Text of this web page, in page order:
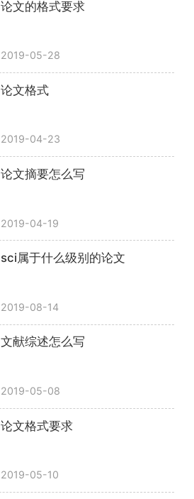
论文的格式要求
2019-05-28
论文格式
2019-04-23
论文摘要怎么写
2019-04-19
sci属于什么级别的论文
2019-08-14
文献综述怎么写
2019-05-08
论文格式要求
2019-05-10